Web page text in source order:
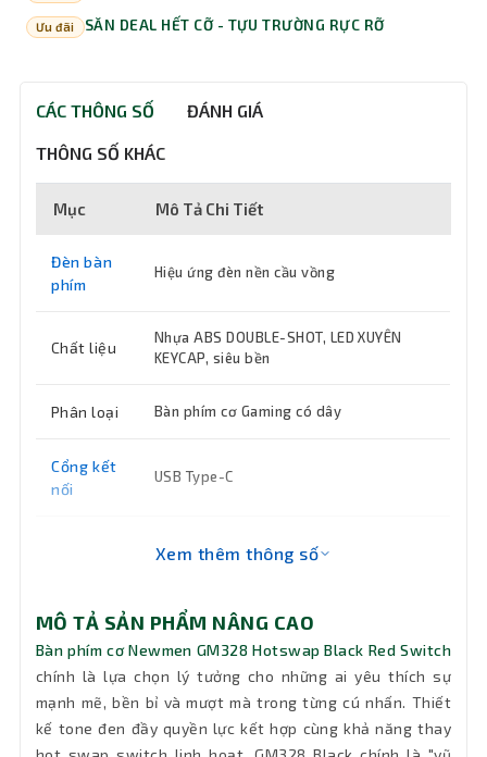
Ưu đãi SĂN DEAL HẾT CỠ - TỰU TRƯỜNG RỰC RỠ
CÁC THÔNG SỐ ĐÁNH GIÁ
THÔNG SỐ KHÁC
Mục Mô Tả Chi Tiết
Đèn bàn
phím
Hiệu ứng đèn nền cầu vồng
Chất liệu
Nhựa ABS DOUBLE-SHOT, LED XUYÊN
KEYCAP, siêu bền
Phân loại Bàn phím cơ Gaming có dây
Cổng kết
nối
USB Type-C
Win7/8/10/11; Mac OS 10.10 trở lên
Màu sắc
Chiều dài
dây
1.6m
Xem thêm thông số
MÔ TẢ SẢN PHẨM NÂNG CAO
Bàn phím cơ Newmen GM328 Hotswap Black Red Switch
chính là lựa chọn lý tưởng cho những ai yêu thích sự
mạnh mẽ, bền bỉ và mượt mà trong từng cú nhấn. Thiết
kế tone đen đầy quyền lực kết hợp cùng khả năng thay